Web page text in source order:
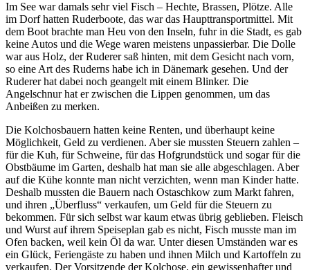
Im See war damals sehr viel Fisch – Hechte, Brassen, Plötze. Alle
im Dorf hatten Ruderboote, das war das Haupttransportmittel. Mit
dem Boot brachte man Heu von den Inseln, fuhr in die Stadt, es gab
keine Autos und die Wege waren meistens unpassierbar. Die Dolle
war aus Holz, der Ruderer saß hinten, mit dem Gesicht nach vorn,
so eine Art des Ruderns habe ich in Dänemark gesehen. Und der
Ruderer hat dabei noch geangelt mit einem Blinker. Die
Angelschnur hat er zwischen die Lippen genommen, um das
Anbeißen zu merken.
Die Kolchosbauern hatten keine Renten, und überhaupt keine
Möglichkeit, Geld zu verdienen. Aber sie mussten Steuern zahlen –
für die Kuh, für Schweine, für das Hofgrundstück und sogar für die
Obstbäume im Garten, deshalb hat man sie alle abgeschlagen. Aber
auf die Kühe konnte man nicht verzichten, wenn man Kinder hatte.
Deshalb mussten die Bauern nach Ostaschkow zum Markt fahren,
und ihren
Überfluss
verkaufen, um Geld für die Steuern zu
bekommen. Für sich selbst war kaum etwas übrig geblieben. Fleisch
und Wurst auf ihrem Speiseplan gab es nicht, Fisch musste man im
Ofen backen, weil kein Öl da war. Unter diesen Umständen war es
ein Glück, Feriengäste zu haben und ihnen Milch und Kartoffeln zu
verkaufen. Der Vorsitzende der Kolchose, ein gewissenhafter und